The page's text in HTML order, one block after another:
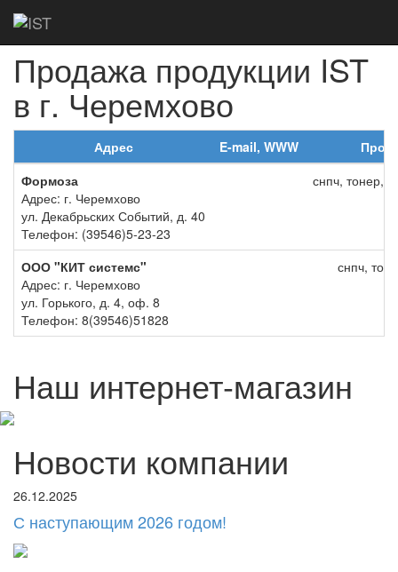
Главная
Продажа продукции IST
в г. Черемхово
Адрес E-mail, WWW
Формоза
Адрес: г. Черемхово
ул. Декабрьских Событий, д. 40
Телефон: (39546)5-23-23
снпч, тонер,
ООО "КИТ системс"
Адрес: г. Черемхово
ул. Горького, д. 4, оф. 8
Телефон: 8(39546)51828
снпч,
Наш интернет-магазин
Новости компании
26.12.2025
С наступающим 2026 годом!